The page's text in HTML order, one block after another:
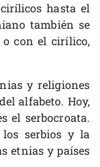
hasta el
también se
con el cirílico,
y religiones
alfabeto. Hoy,
el serbocroata.
serbios y la
etnias y países